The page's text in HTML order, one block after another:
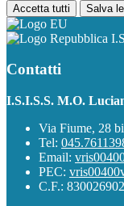
Accetta tutti Salva
Contatti
I.S.I.S.S. M.O.
Via Fiume, 28
Tel:
Email:
PEC:
C.F.: